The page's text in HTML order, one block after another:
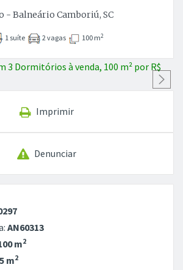
- Balneário Camboriú, SC
1 suíte 2 vagas 100 m2
Imprimir
Denunciar
AN60313
m2
m2